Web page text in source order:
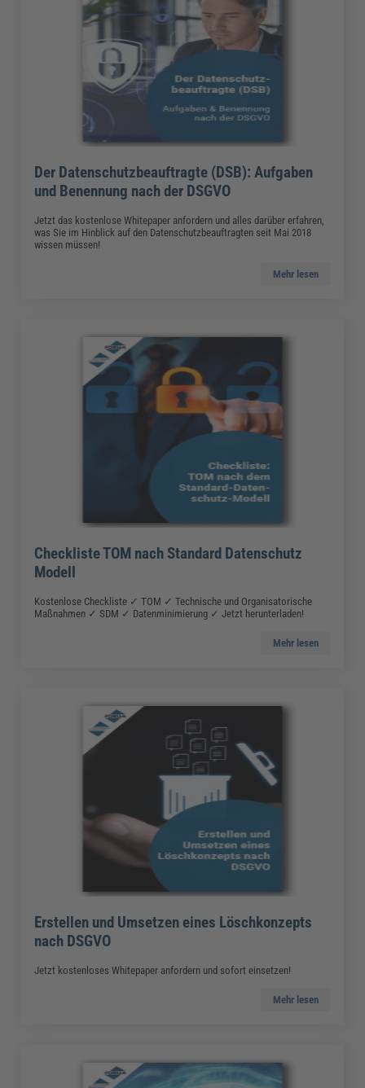
Der Datenschutzbeauftragte (DSB): Aufgaben
und Benennung nach der DSGVO
Jetzt das kostenlose Whitepaper anfordern und alles darüber erfahren,
was Sie im Hinblick auf den Datenschutzbeauftragten seit Mai 2018
wissen müssen!
Mehr lesen
Checkliste TOM nach Standard Datenschutz
Modell
Kostenlose Checkliste ✓ TOM ✓ Technische und Organisatorische
Maßnahmen ✓ SDM ✓ Datenminimierung ✓ Jetzt herunterladen!
Mehr lesen
Erstellen und Umsetzen eines Löschkonzepts
nach DSGVO
Jetzt kostenloses Whitepaper anfordern und sofort einsetzen!
Mehr lesen